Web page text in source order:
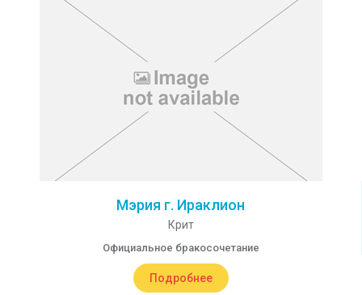
Мэрия г. Ираклион
Крит
Официальное бракосочетание
Подробнее